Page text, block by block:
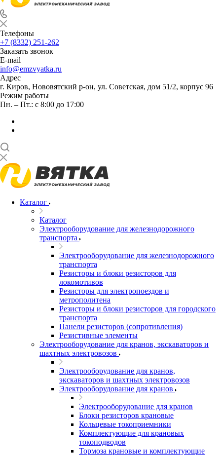
Телефоны
+7 (8332) 251-262
Заказать звонок
E-mail
info@emzvyatka.ru
Адрес
г. Киров, Нововятский р-он, ул. Советская, дом 51/2, корпус 96
Режим работы
Пн. – Пт.: с 8:00 до 17:00
Каталог
Каталог
Электрооборудование для железнодорожного
транспорта
Электрооборудование для железнодорожного
транспорта
Резисторы и блоки резисторов для
локомотивов
Резисторы для электропоездов и
метрополитена
Резисторы и блоки резисторов для городского
транспорта
Панели резисторов (сопротивления)
Резистивные элементы
Электрооборудование для кранов, экскаваторов и
шахтных электровозов
Электрооборудование для кранов,
экскаваторов и шахтных электровозов
Электрооборудование для кранов
Электрооборудование для кранов
Блоки резисторов крановые
Кольцевые токоприемники
Комплектующие для крановых
токоподводов
Тормоза крановые и комплектующие